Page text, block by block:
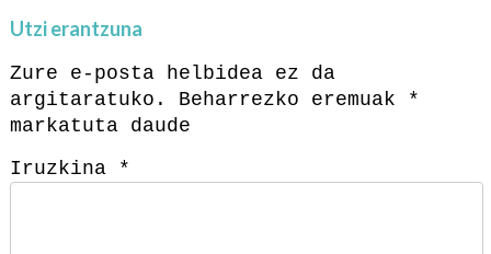
Utzi erantzuna
Zure e-posta helbidea ez da
argitaratuko.
Beharrezko eremuak
*
markatuta daude
Iruzkina
*